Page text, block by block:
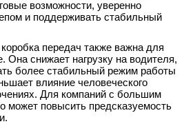
возможности, уверенно
и поддерживать стабильный
передач также важна для
Она снижает нагрузку на водителя,
более стабильный режим работы
влияние человеческого
Для компаний с большим
может повысить предсказуемость